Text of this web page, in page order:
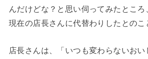
んだけどな？と思い伺ってみたところ
現在の店長さんに代替わりしたとのこ
店長さんは、「いつも変わらないお